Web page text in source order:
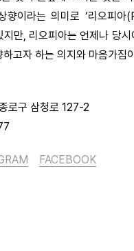
향이라는 의미로 ‘리오피
만, 리오피아는 언제나 당
고자 하는 의지와 마음가짐
로구 삼청로 127-2
FACEBOOK